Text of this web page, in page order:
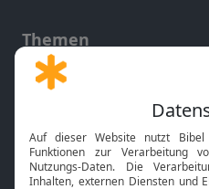
Themen
Gott und Bibel erklärt
Neuigkeiten